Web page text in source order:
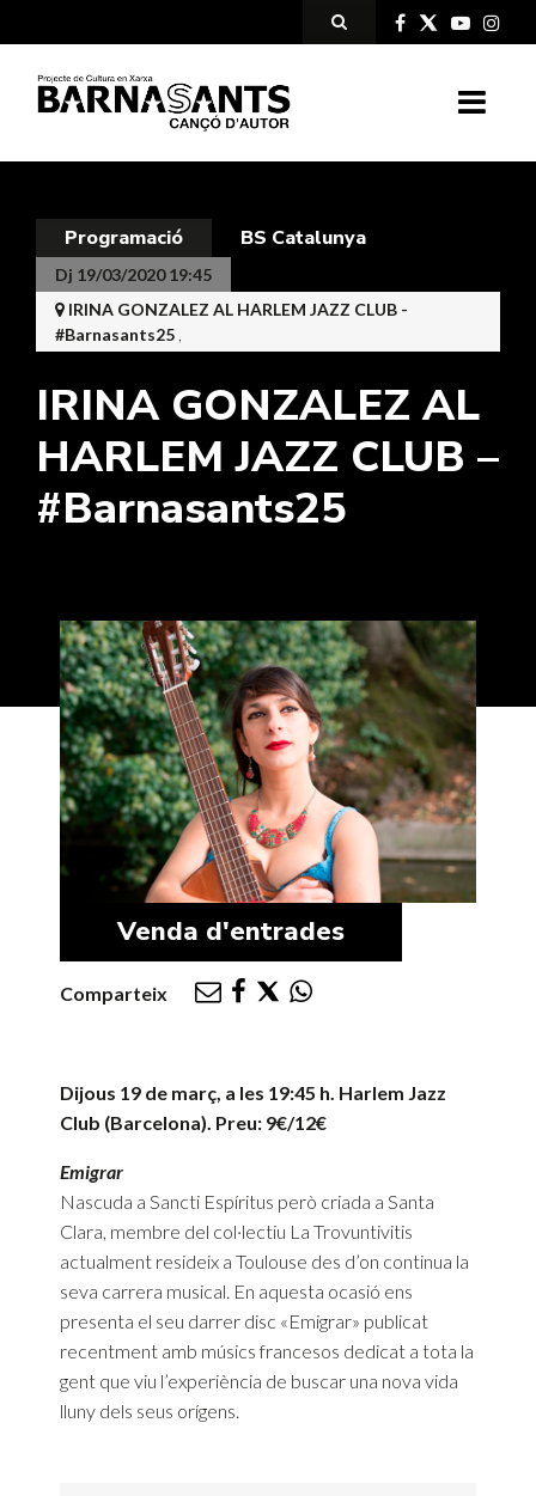
Programació BS Catalunya
Dj 19/03/2020 19:45
IRINA GONZALEZ AL HARLEM JAZZ CLUB -
#Barnasants25
IRINA GONZALEZ AL
HARLEM JAZZ CLUB –
#Barnasants25
Venda d'entrades
Comparteix
Dijous 19 de març, a les 19:45 h. Harlem Jazz
Club (Barcelona). Preu: 9€/12€
Emigrar
Nascuda a Sancti Espíritus però criada a Santa
Clara, membre del col·lectiu La Trovuntivitis
actualment resideix a Toulouse des d’on continua la
seva carrera musical. En aquesta ocasió ens
presenta el seu darrer disc «Emigrar» publicat
recentment amb músics francesos dedicat a tota la
gent que viu l’experiència de buscar una nova vida
lluny dels seus orígens.